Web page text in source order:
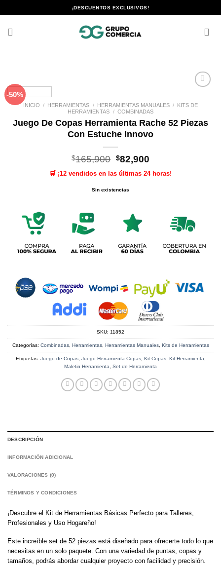
al
¡DESCUENTOS EXCLUSIVOS!
-50%
lista de
INICIO / HERRAMIENTAS / HERRAMIENTAS MANUALES / KITS DE
HERRAMIENTAS / COMBINADAS
Juego De Copas Herramienta Rache 52 Piezas
Con Estuche Innovo
$165,900 El
precio
original
era:
$82,900El
actual
🛒 ¡12 vendidos en las últimas 24 horas!
Sin existencias
SKU: 11852
Categorías: Combinadas, Herramientas, Herramientas Manuales, Kits de Herramientas
Etiquetas: Juego de Copas, Juego Herramienta Copas, Kit Copas, Kit Herramienta
Maletin Herramienta
Set de Herramienta
DESCRIPCIÓN
INFORMACIÓN ADICIONAL
VALORACIONES (0)
TÉRMINOS Y CONDICIONES
¡Descubre el Kit de Herramientas Básicas Perfecto para Talleres,
Profesionales y Uso Hogareño!
Este increíble set de 52 piezas está diseñado para ofrecerte todo lo que
necesitas en un solo paquete. Con una variedad de puntas, copas y
tamaños, podrás abordar cualquier proyecto con facilidad y precisión.